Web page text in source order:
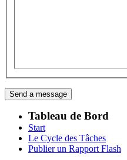
Tableau de Bord
Start
Le Cycle des Tâches
Publier un Rapport Flash